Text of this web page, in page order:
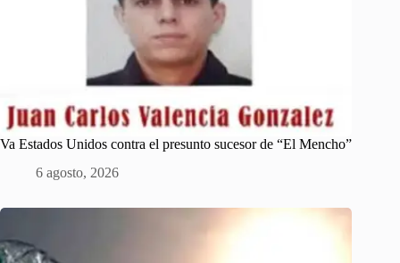
Va Estados Unidos contra el presunto sucesor de “El Mencho”
6 agosto, 2026